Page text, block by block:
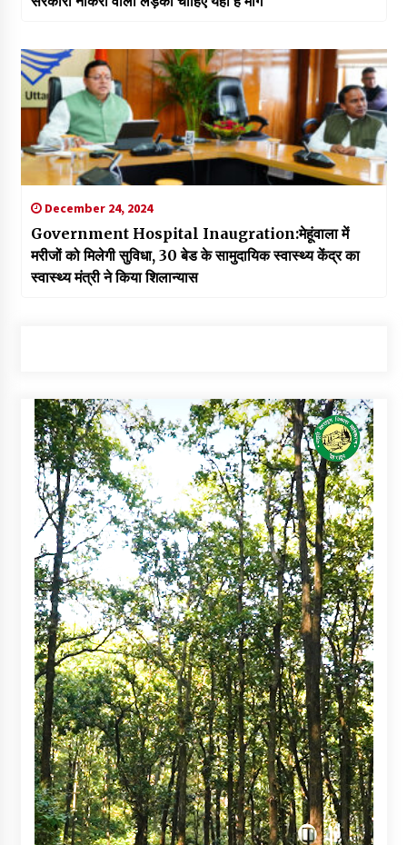
December 24, 2024
Government Hospital Inaugration:मेहूंवाला में
मरीजों को मिलेगी सुविधा, 30 बेड के सामुदायिक स्वास्थ्य केंद्र का
स्वास्थ्य मंत्री ने किया शिलान्यास